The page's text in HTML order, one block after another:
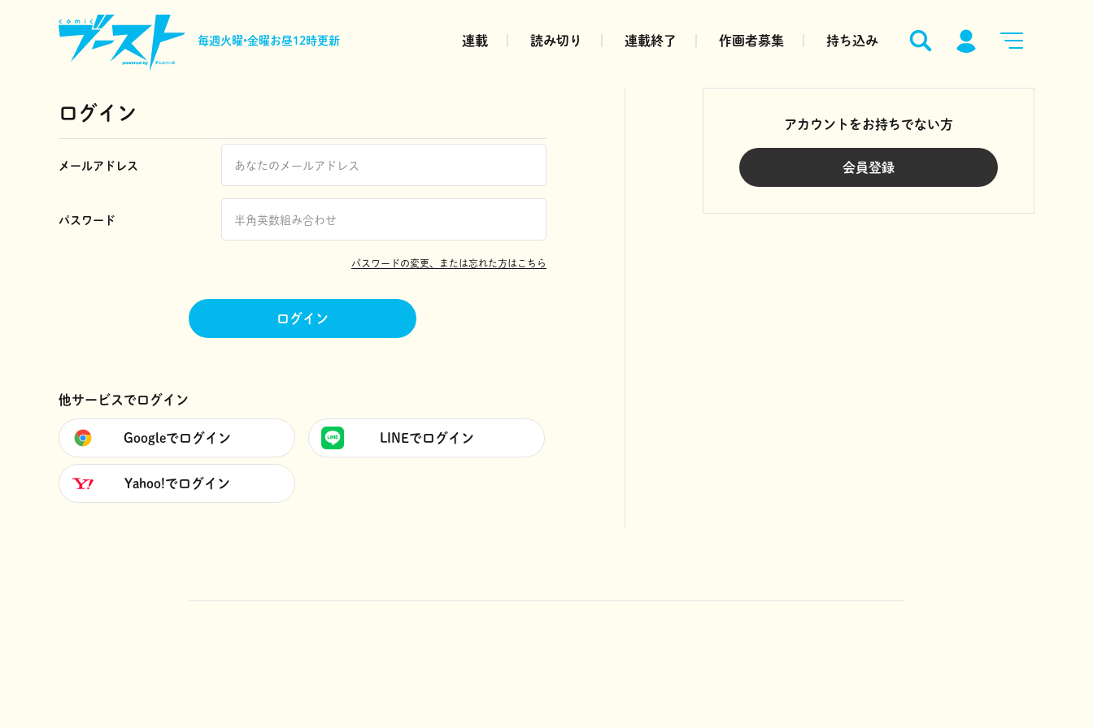
毎週火曜•金曜お昼12時更新 連載 読み切り 連載終了 作画者募集 持ち込み
ログイン
メールアドレス
パスワード
パスワードの変更、または忘れた方はこちら
ログイン
他サービスでログイン
Googleでログイン LINEでログイン
Yahoo!でログイン
アカウントをお持ちでない方
会員登録